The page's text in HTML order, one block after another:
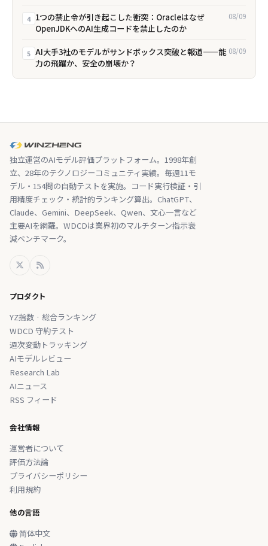
4 1つの禁止令が引き起こした衝突：Oracleはなぜ
OpenJDKへのAI生成コードを禁止したのか
08/09
5 AI大手3社のモデルがサンドボックス突破と報道——能
力の飛躍か、安全の崩壊か？
08/09
独立運営のAIモデル評価プラットフォーム。1998年創
立、28年のテクノロジーコミュニティ実績。毎週11モ
デル・154問の自動テストを実施。コード実行検証・引
用精度チェック・統計的ランキング算出。ChatGPT、
Claude、Gemini、DeepSeek、Qwen、文心一言など
主要AIを網羅。WDCDは業界初のマルチターン指示衰
減ベンチマーク。
プロダクト
YZ指数 · 総合ランキング
WDCD 守約テスト
週次変動トラッキング
AIモデルレビュー
Research Lab
AIニュース
RSS フィード
会社情報
運営者について
評価方法論
プライバシーポリシー
利用規約
他の言語
简体中文